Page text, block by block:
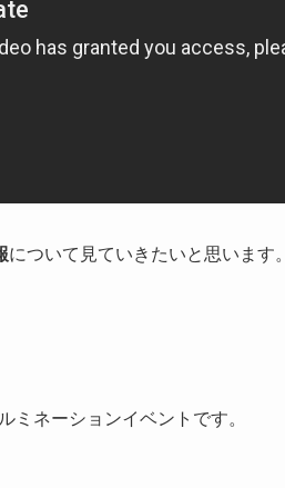
について見ていきたいと思います。
ミネーションイベントです。